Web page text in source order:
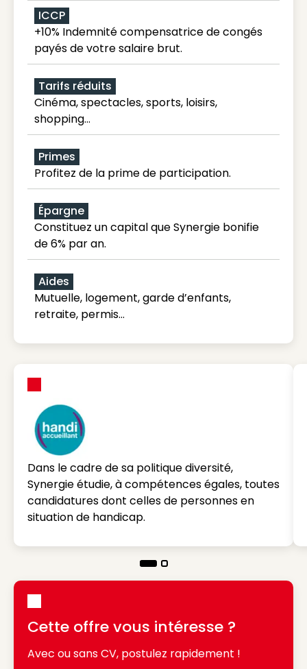
ICCP
+10% Indemnité compensatrice de congés
payés de votre salaire brut.
Tarifs réduits
Cinéma, spectacles, sports, loisirs,
shopping...
Primes
Profitez de la prime de participation.
Épargne
Constituez un capital que Synergie bonifie
de 6% par an.
Aides
Mutuelle, logement, garde d’enfants,
retraite, permis…
Dans le cadre de sa politique diversité,
Synergie étudie, à compétences égales, toutes
candidatures dont celles de personnes en
situation de handicap.
Cette offre vous intéresse ?
Avec ou sans CV, postulez rapidement !